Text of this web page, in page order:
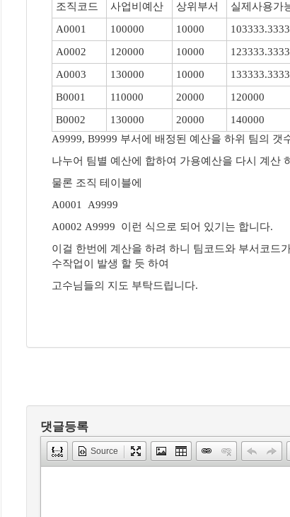
조직코드 사업비예산 상위부서
실제사용가
A0001
100000 10000
103333.3333
A0002
120000 10000
123333.3333
A0003
130000 10000
133333.3333
B0001
110000 20000
120000
B0002
130000 20000
140000
A9999, B9999 부서에 배정된 예산을 하위 팀의
나누어 팀별 예산에 합하여 가용예산을 다시 계산
물론 조직 테이블에
A0001 A9999
A0002 A9999 이런 식으로 되어 있기는 합니다.
이걸 한번에 계산을 하려 하니 팀코드와 부서코드
수작업이 발생 할 듯 하여
고수님들의 지도 부탁드립니다.
댓글등록
Source